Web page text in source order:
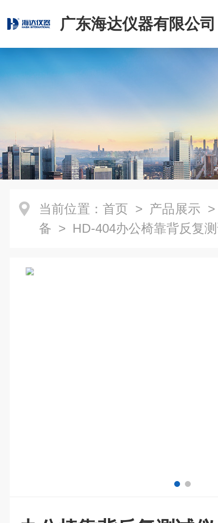
广东海达仪器有限公司
当前位置： 首页 > 产品展示
备 > HD-404办公椅靠背反复